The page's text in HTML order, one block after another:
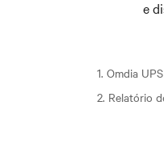
e
1. Omdia
2. Relatório